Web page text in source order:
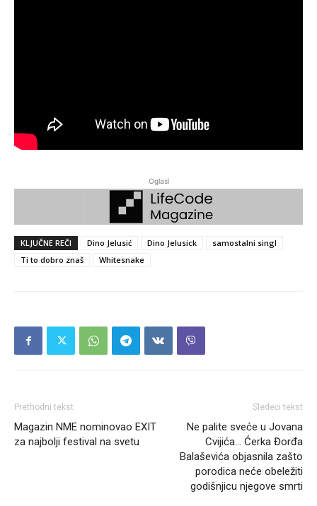
Oglasi
KLJUČNE REČI Dino Jelusić Dino Jelusick
samostalni singl
Ti to dobro znaš
Whitesnake
Prethodni tekst
Magazin NME nominovao EXIT
za najbolji festival na svetu
Sledeći tekst
Ne palite sveće u Jovana
Cvijića… Ćerka Đorđa
Balaševića objasnila zašto
porodica neće obeležiti
godišnjicu njegove smrti